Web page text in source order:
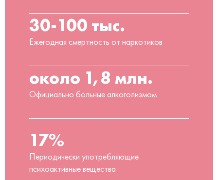
30-100 тыс.
Ежегодная смертность от наркотиков
около 1,8 млн.
Официально больные алкоголизмом
17%
Периодически употребляющие
психоактивные вещества